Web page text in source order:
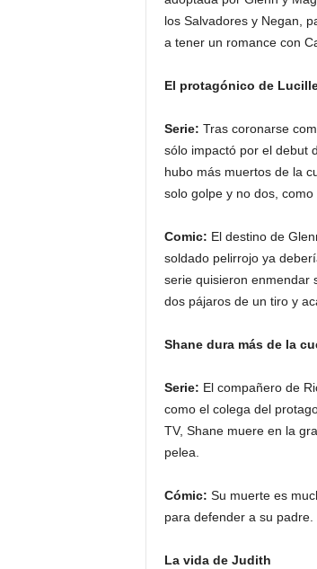
los Salvadores y Negan,
a tener un romance con
El protagónico de
Serie: Tras coronarse
sólo impactó por el debut
hubo más muertos de la
solo golpe y no dos,
Comic: El destino de
soldado pelirrojo ya
serie quisieron enmendar
dos pájaros de un tiro y
Shane dura más de la
Serie: El compañero de
como el colega del
TV, Shane muere en la
pelea.
Cómic: Su muerte es
para defender a su padre.
La vida de Judith